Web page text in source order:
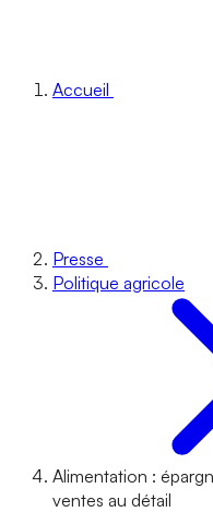
Accueil
Presse
Politique agricole
Alimentation :
ventes au détail